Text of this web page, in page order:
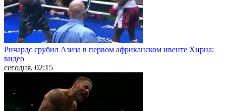
Ричардс срубил Азиза в первом африканском ивенте Хирна:
видео
сегодня, 02:15